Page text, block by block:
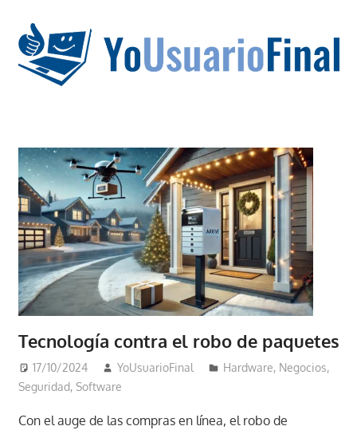
contenido
no
tiene
que
estar
en
chino
Tecnología contra el robo de paquetes
17/10/2024 YoUsuarioFinal Hardware, Negocios,
Seguridad, Software
Con el auge de las compras en línea, el robo de